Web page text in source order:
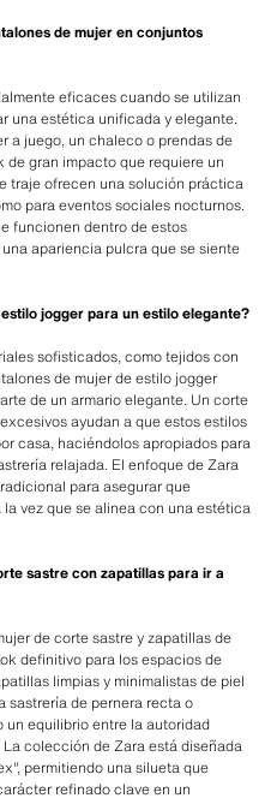
de mujer en conjuntos
eficaces cuando se utilizan
una estética unificada y elegante.
a juego, un chaleco o prendas de
de gran impacto que requiere un
traje ofrecen una solución práctica
para eventos sociales nocturnos.
funcionen dentro de estos
apariencia pulcra que se siente
jogger para un estilo elegante?
sofisticados, como tejidos con
de mujer de estilo jogger
de un armario elegante. Un corte
ayudan a que estos estilos
casa, haciéndolos apropiados para
relajada. El enfoque de Zara
para asegurar que
vez que se alinea con una estética
sastre con zapatillas para ir a
de corte sastre y zapatillas de
definitivo para los espacios de
limpias y minimalistas de piel
sastrería de pernera recta o
equilibrio entre la autoridad
colección de Zara está diseñada
permitiendo una silueta que
refinado clave en un